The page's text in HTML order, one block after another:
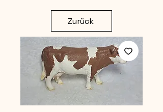
Zurück